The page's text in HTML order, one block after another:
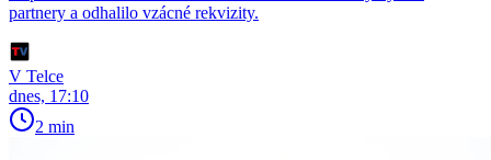
partnery a odhalilo vzácné rekvizity.
V Telce
dnes, 17:10
2 min